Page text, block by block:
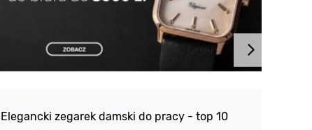
Elegancki zegarek damski do pracy - top 10